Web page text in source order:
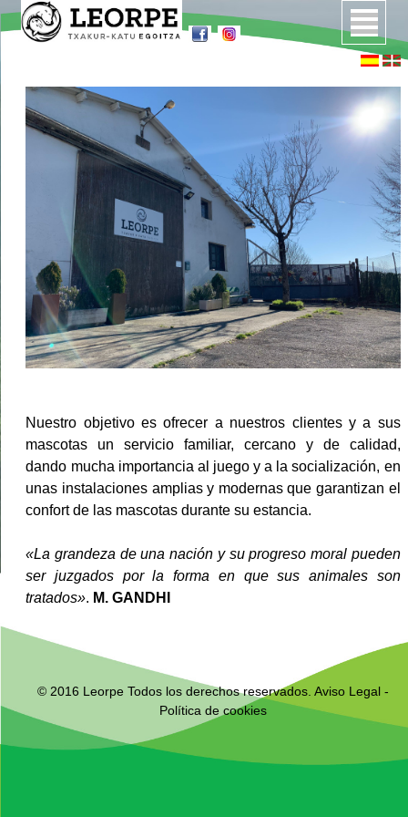
Quiénes somos
Instalaciones
Servicios
Precios
Cómo llegar
Preguntas frecuentes
Nuestro objetivo es ofrecer a nuestros clientes y a sus
mascotas un servicio familiar, cercano y de calidad,
dando mucha importancia al juego y a la socialización, en
unas instalaciones amplias y modernas que garantizan el
confort de las mascotas durante su estancia.
«La grandeza de una nación y su progreso moral pueden
ser juzgados por la forma en que sus animales son
tratados». M. GANDHI
© 2016 Leorpe Todos los derechos reservados. Aviso Legal-
Política de cookies